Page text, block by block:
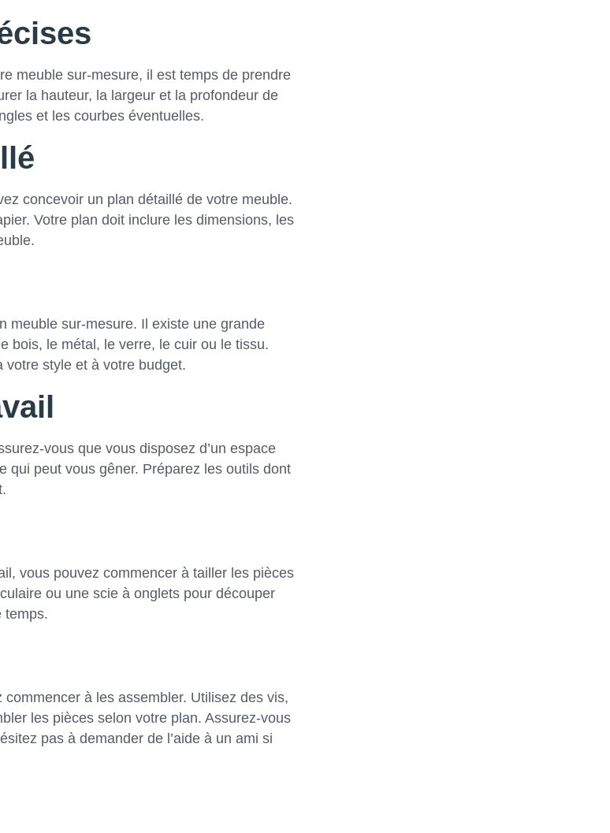
meuble sur-mesure, il est temps de prendre
la hauteur, la largeur et la profondeur de
et les courbes éventuelles.
concevoir un plan détaillé de votre meuble.
Votre plan doit inclure les dimensions, les
meuble sur-mesure. Il existe une grande
bois, le métal, le verre, le cuir ou le tissu.
style et à votre budget.
vous que vous disposez d’un espace
qui peut vous gêner. Préparez les outils dont
vous pouvez commencer à tailler les pièces
ou une scie à onglets pour découper
temps.
à les assembler. Utilisez des vis,
les pièces selon votre plan. Assurez-vous
pas à demander de l’aide à un ami si